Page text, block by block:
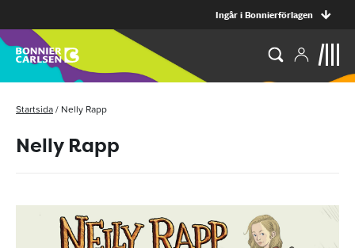
Ingår i Bonnierförlagen
Startsida/ Nelly Rapp
Nelly Rapp